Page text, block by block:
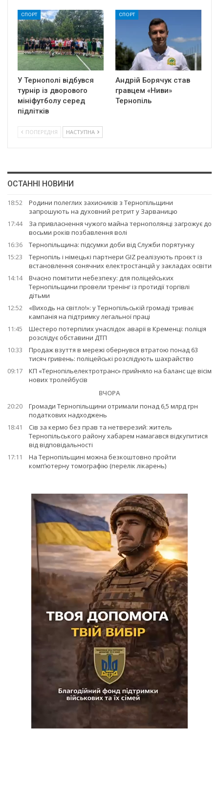
СПОРТ
У Тернополі відбувся
турнір із дворового
мініфутболу серед
підлітків
СПОРТ
Андрій Борячук став
гравцем «Ниви»
Тернопіль
ПОПЕРЕДНЯ НАСТУПНА
ОСТАННІ НОВИНИ
18:52
Родини полеглих захисників з Тернопільщини
запрошують на духовний ретрит у Зарваницю
17:44
За привласнення чужого майна тернополянці загрожує до
восьми років позбавлення волі
16:36
Тернопільщина: підсумки доби від Служби порятунку
15:23
Тернопіль і німецькі партнери GIZ реалізують проєкт із
встановлення сонячних електростанцій у закладах освіти
14:14
Вчасно помітити небезпеку: для поліцейських
Тернопільщини провели тренінг із протидії торгівлі
дітьми
12:52
«Виходь на світло!»: у Тернопільській громаді триває
кампанія на підтримку легальної праці
11:45
Шестеро потерпілих унаслідок аварії в Кременці: поліція
розслідує обставини ДТП
10:33
Продаж взуття в мережі обернувся втратою понад 63
тисяч гривень: поліцейські розслідують шахрайство
09:17
КП «Тернопільелектротранс» прийняло на баланс ще вісім
нових тролейбусів
ВЧОРА
20:20
Громади Тернопільщини отримали понад 6,5 млрд грн
податкових надходжень
18:41
Сів за кермо без прав та нетверезий: житель
Тернопільського району хабарем намагався відкупитися
від відповідальності
17:11
На Тернопільщині можна безкоштовно пройти
комп’ютерну томографію (перелік лікарень)